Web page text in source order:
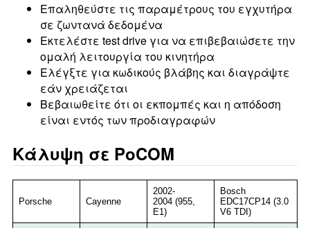
Επαληθεύστε τις παραμέτρους του εγχυτήρα
σε ζωντανά δεδομένα
Εκτελέστε test drive για να επιβεβαιώσετε την
ομαλή λειτουργία του κινητήρα
Ελέγξτε για κωδικούς βλάβης και διαγράψτε
εάν χρειάζεται
Βεβαιωθείτε ότι οι εκπομπές και η απόδοση
είναι εντός των προδιαγραφών
Κάλυψη σε PoCOM
Porsche Cayenne
2002-
2004 (955,
E1)
Bosch
EDC17CP14 (3.0
V6 TDI)